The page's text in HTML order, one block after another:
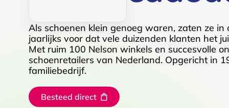
Als schoenen klein genoeg waren, zaten ze
jaarlijks voor dat vele duizenden klanten het
Met ruim 100 Nelson winkels en succesvolle
schoenretailers van Nederland. Opgericht in
familiebedrijf.
Besteed direct